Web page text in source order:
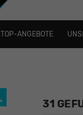
TOP-ANGEBOTE
31